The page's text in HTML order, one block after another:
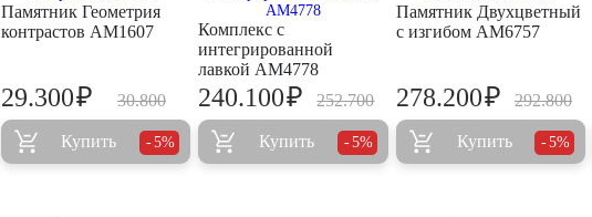
Памятник Геометрия
контрастов AM1607
30.800
29.300₽
Купить 5%
Комплекс с
интегрированной
лавкой AM4778
252.700
240.100₽
Купить 5%
Памятник Двухцветный
с изгибом AM6757
292.800
278.200₽
Купить 5%